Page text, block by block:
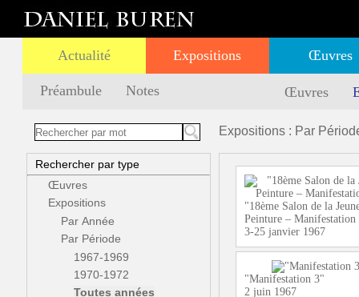
Actualité Expositions Œuvres
Préambule Notes Œuvres
Rechercher par type
Œuvres
Expositions
Par Année
Par Période
1967-1969
1970-1972
Toutes années
Expositions : Par
"18ème Salon de la
Peinture –
3-25 janvier 1967
"Manifestation 3"
2 juin 1967